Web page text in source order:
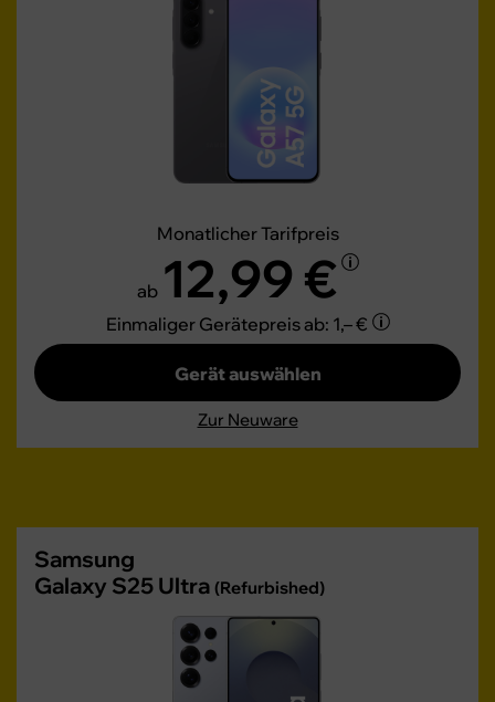
Monatlicher Tarifpreis
ab 12,99 €
Einmaliger Gerätepreisab: 1,– €
Gerät auswählen
Zur Neuware
Samsung
Galaxy S25 Ultra (Refurbished)